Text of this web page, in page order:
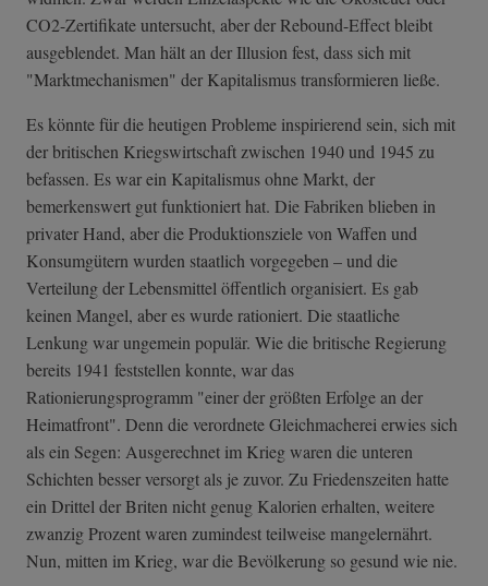
CO2-Zertifikate untersucht, aber der Rebound-Effect bleibt
ausgeblendet. Man hält an der Illusion fest, dass sich mit
"Marktmechanismen" der Kapitalismus transformieren ließe.
Es könnte für die heutigen Probleme inspirierend sein, sich mit
der britischen Kriegswirtschaft zwischen 1940 und 1945 zu
befassen. Es war ein Kapitalismus ohne Markt, der
bemerkenswert gut funktioniert hat. Die Fabriken blieben in
privater Hand, aber die Produktionsziele von Waffen und
Konsumgütern wurden staatlich vorgegeben – und die
Verteilung der Lebensmittel öffentlich organisiert. Es gab
keinen Mangel, aber es wurde rationiert. Die staatliche
Lenkung war ungemein populär. Wie die britische Regierung
bereits 1941 feststellen konnte, war das
Rationierungsprogramm "einer der größten Erfolge an der
Heimatfront". Denn die verordnete Gleichmacherei erwies sich
als ein Segen: Ausgerechnet im Krieg waren die unteren
Schichten besser versorgt als je zuvor. Zu Friedenszeiten hatte
ein Drittel der Briten nicht genug Kalorien erhalten, weitere
zwanzig Prozent waren zumindest teilweise mangelernährt.
Nun, mitten im Krieg, war die Bevölkerung so gesund wie nie.